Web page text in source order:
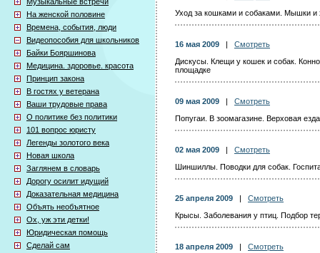
На женской половине
Времена, события, люди
Видеопособия для школьников
Байки Бояршинова
Медицина. здоровье. красота
Принцип закона
В гостях у ветерана
Ваши трудовые права
О политике без политики
101 вопрос юристу
Легенды золотого века
Новая школа
Заглянем в словарь
Дорогу осилит идущий
Доказательная медицина
Объять необъятное
Ох, уж эти детки!
Юридическая помощь
Сделай сам
Уход за кошками и собаками. Мышки и
16 мая 2009
Смотреть
Дискусы. Клещи у кошек и собак.
площадке
09 мая 2009
Смотреть
Попугаи. В зоомагазине. Верховая
02 мая 2009
Смотреть
Шиншиллы. Поводки для собак.
25 апреля 2009
Смотреть
Крысы. Заболевания у птиц. Подбор
18 апреля 2009
Смотреть